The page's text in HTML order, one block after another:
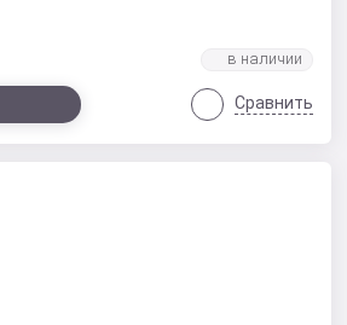
Сравнить